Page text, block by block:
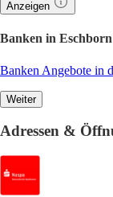
Anzeigen
Banken in
Banken Angebote in
Weiter
Adressen &